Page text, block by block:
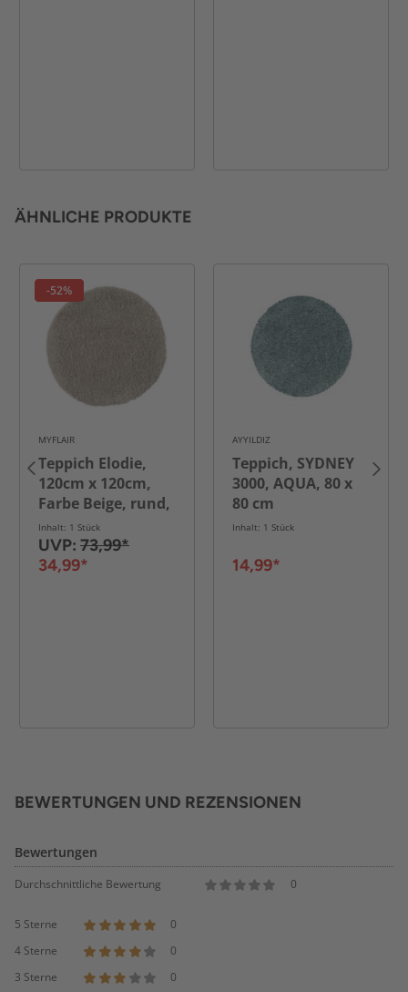
ÄHNLICHE PRODUKTE
-52%
MYFLAIR
Teppich Elodie,
120cm x 120cm,
Farbe Beige, rund,
Florhöhe 37mm
Inhalt: 1 Stück
UVP: 73,99*
34,99*
AYYILDIZ
Teppich, SYDNEY
3000, AQUA, 80 x
80 cm
Inhalt: 1 Stück
14,99*
BEWERTUNGEN UND REZENSIONEN
Bewertungen
Durchschnittliche Bewertung 0
5 Sterne
0
4 Sterne
0
3 Sterne
0